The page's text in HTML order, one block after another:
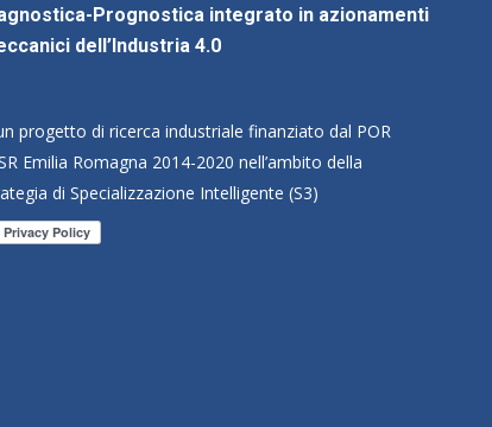
Prognostica integrato in azionamenti
dell’Industria 4.0
un progetto di ricerca industriale finanziato dal POR
Emilia Romagna 2014-2020 nell’ambito della
di Specializzazione Intelligente (S3)